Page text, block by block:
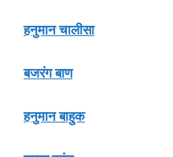
हनुमान चालीसा
बजरंग बाण
हनुमान बाहुक